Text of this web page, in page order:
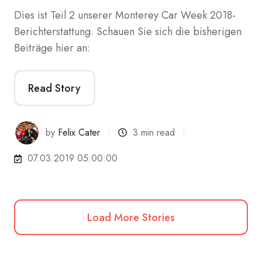
Dies ist Teil 2 unserer Monterey Car Week 2018-
Berichterstattung. Schauen Sie sich die bisherigen
Beiträge hier an:
Read Story
by Felix Cater
3 min read
07.03.2019 05:00:00
Load More Stories